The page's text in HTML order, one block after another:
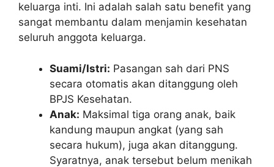
keluarga inti. Ini adalah salah satu benefit yang
sangat membantu dalam menjamin kesehatan
seluruh anggota keluarga.
Suami/Istri: Pasangan sah dari PNS
secara otomatis akan ditanggung oleh
BPJS Kesehatan.
Anak: Maksimal tiga orang anak, baik
kandung maupun angkat (yang sah
secara hukum), juga akan ditanggung.
Syaratnya, anak tersebut belum menikah